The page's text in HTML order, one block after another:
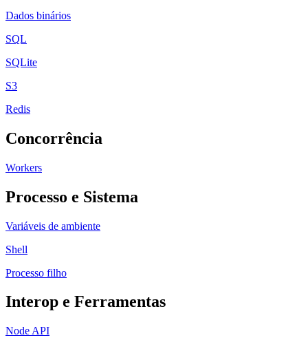
Dados binários
SQL
SQLite
S3
Redis
Concorrência
Workers
Processo e Sistema
Variáveis de ambiente
Shell
Processo filho
Interop e Ferramentas
Node API